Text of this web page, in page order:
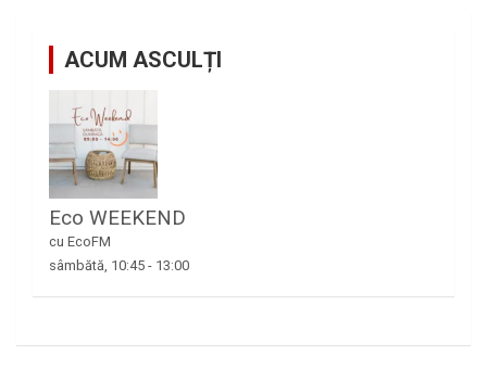
ACUM ASCULȚI
Eco WEEKEND
cu EcoFM
sâmbătă, 10:45 - 13:00